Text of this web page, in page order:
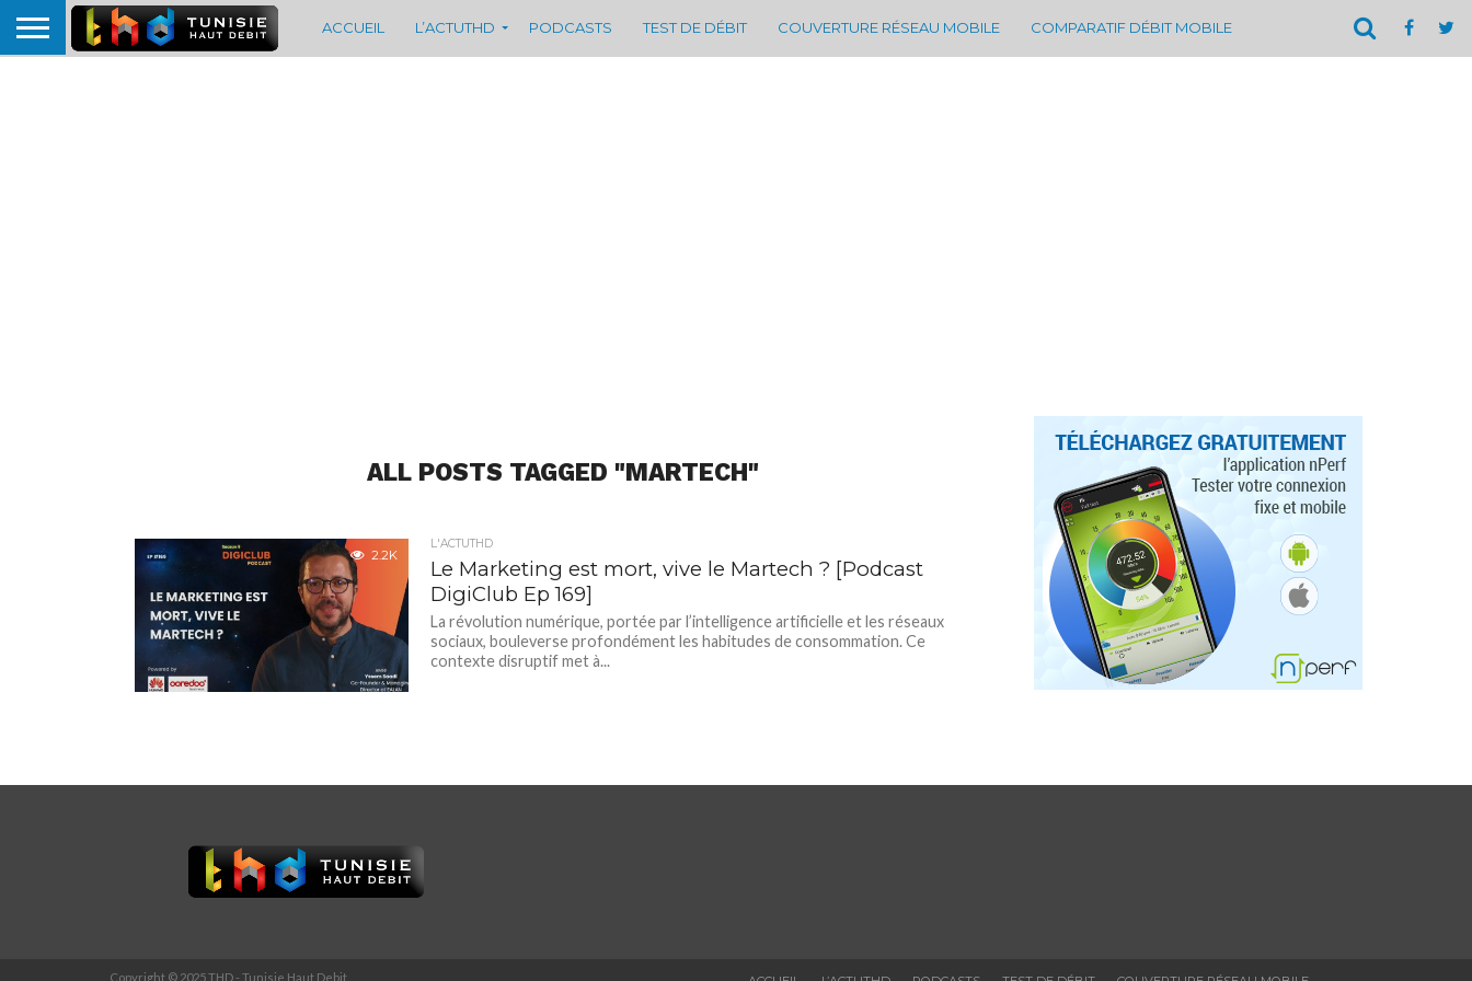
ACCUEIL L’ACTUTHD PODCASTS TEST DE DÉBIT COUVERTURE RÉSEAU MOBILE COMPARATIF DÉBIT MOBILE
ALL POSTS TAGGED "MARTECH"
2.2K
L'ACTUTHD
Le Marketing est mort, vive le Martech ? [Podcast
DigiClub Ep 169]
La révolution numérique, portée par l’intelligence artificielle et les réseaux
sociaux, bouleverse profondément les habitudes de consommation. Ce
contexte disruptif met à...
Copyright © 2025 THD - Tunisie Haut Debit.